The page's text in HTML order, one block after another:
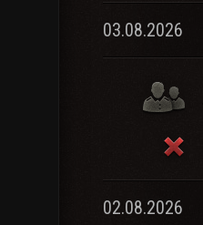
03.08.2026
02.08.2026